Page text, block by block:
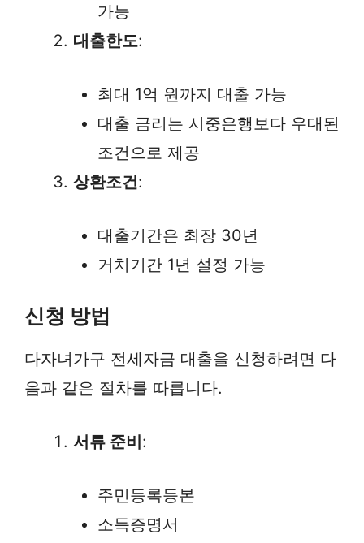
가능
대출한도:
최대 1억 원까지 대출 가능
대출 금리는 시중은행보다 우대된
조건으로 제공
상환조건:
대출기간은 최장 30년
거치기간 1년 설정 가능
신청 방법
다자녀가구 전세자금 대출을 신청하려면 다
음과 같은 절차를 따릅니다.
서류 준비:
주민등록등본
소득증명서